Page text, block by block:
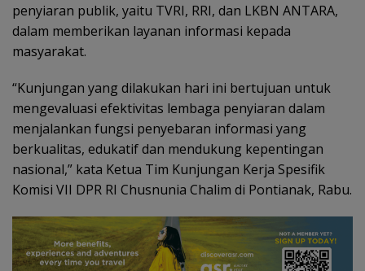
penyiaran publik, yaitu TVRI, RRI, dan LKBN ANTARA,
dalam memberikan layanan informasi kepada
masyarakat.
“Kunjungan yang dilakukan hari ini bertujuan untuk
mengevaluasi efektivitas lembaga penyiaran dalam
menjalankan fungsi penyebaran informasi yang
berkualitas, edukatif dan mendukung kepentingan
nasional,” kata Ketua Tim Kunjungan Kerja Spesifik
Komisi VII DPR RI Chusnunia Chalim di Pontianak, Rabu.